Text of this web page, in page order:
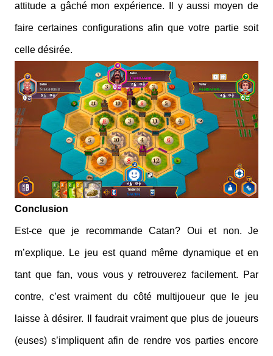
attitude a gâché mon expérience. Il y aussi moyen de
faire certaines configurations afin que votre partie soit
celle désirée.
Conclusion
Est-ce que je recommande Catan? Oui et non. Je
m’explique. Le jeu est quand même dynamique et en
tant que fan, vous vous y retrouverez facilement. Par
contre, c’est vraiment du côté multijoueur que le jeu
laisse à désirer. Il faudrait vraiment que plus de joueurs
(euses) s’impliquent afin de rendre vos parties encore